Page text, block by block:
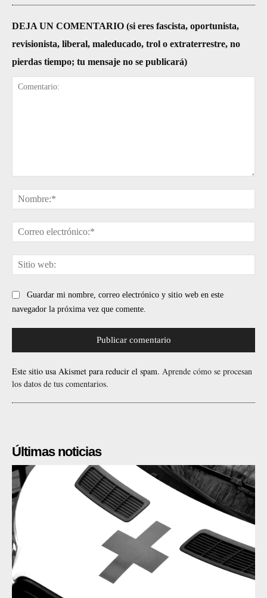
DEJA UN COMENTARIO (si eres fascista, oportunista,
revisionista, liberal, maleducado, trol o extraterrestre, no
pierdas tiempo; tu mensaje no se publicará)
Guardar mi nombre, correo electrónico y sitio web en este
navegador la próxima vez que comente.
Este sitio usa Akismet para reducir el spam. Aprende cómo se procesan
los datos de tus comentarios.
Últimas noticias